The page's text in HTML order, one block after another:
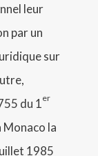
leur
par un
sur
du 1er
la
1985